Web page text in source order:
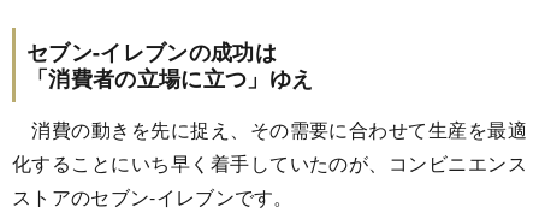
セブン-イレブンの成功は
「消費者の立場に立つ」ゆえ
消費の動きを先に捉え、その需要に合わせて生産を最適
化することにいち早く着手していたのが、コンビニエンス
ストアのセブン-イレブンです。